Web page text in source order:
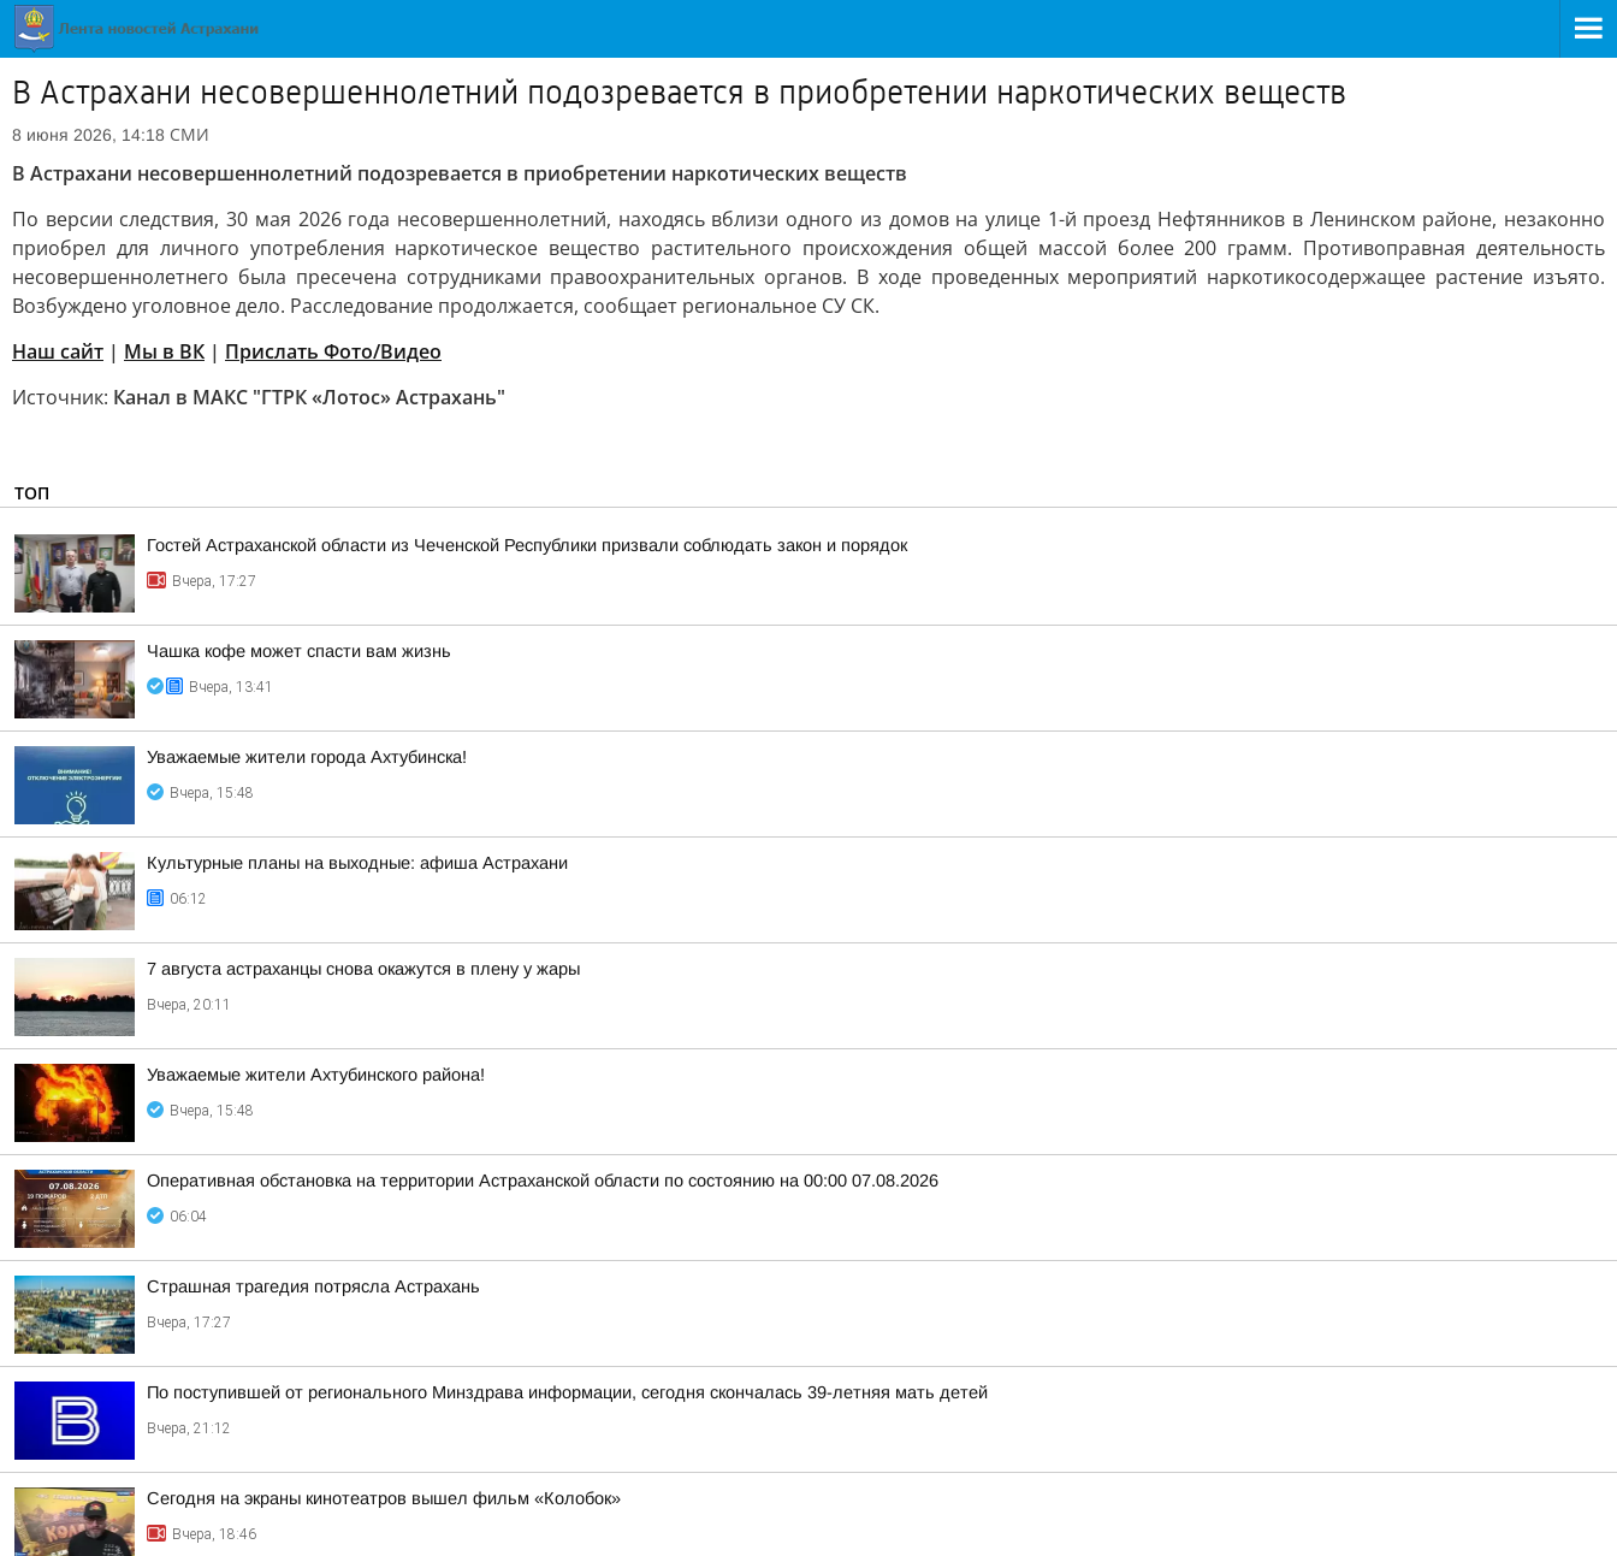
В Астрахани несовершеннолетний подозревается в приобретении наркотических веществ
8 июня 2026, 14:18 СМИ
В Астрахани несовершеннолетний подозревается в приобретении наркотических веществ
По версии следствия, 30 мая 2026 года несовершеннолетний, находясь вблизи одного из домов на улице 1-й проезд Нефтянников в Ленинском районе, незаконно
приобрел для личного употребления наркотическое вещество растительного происхождения общей массой более 200 грамм. Противоправная деятельность
несовершеннолетнего была пресечена сотрудниками правоохранительных органов. В ходе проведенных мероприятий наркотикосодержащее растение изъято.
Возбуждено уголовное дело. Расследование продолжается, сообщает региональное СУ СК.
Наш сайт | Мы в ВК | Прислать Фото/Видео
Источник: Канал в МАКС "ГТРК «Лотос» Астрахань"
ТОП
Гостей Астраханской области из Чеченской Республики призвали соблюдать закон и порядок
Вчера, 17:27
Чашка кофе может спасти вам жизнь
Вчера, 13:41
Уважаемые жители города Ахтубинска!
Вчера, 15:48
Культурные планы на выходные: афиша Астрахани
06:12
7 августа астраханцы снова окажутся в плену у жары
Вчера, 20:11
Уважаемые жители Ахтубинского района!
Вчера, 15:48
Оперативная обстановка на территории Астраханской области по состоянию на 00:00 07.08.2026
06:04
Страшная трагедия потрясла Астрахань
Вчера, 17:27
По поступившей от регионального Минздрава информации, сегодня скончалась 39-летняя мать детей
Вчера, 21:12
Сегодня на экраны кинотеатров вышел фильм «Колобок»
Вчера, 18:46